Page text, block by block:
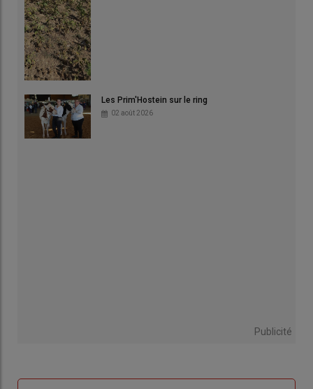
Les Prim'Hostein sur le ring
02 août 2026
Publicité